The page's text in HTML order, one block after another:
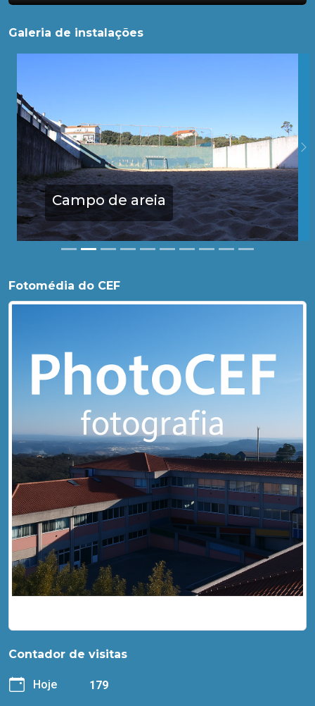
Galeria de instalações
Campo de areia
Fotomédia do CEF
Contador de visitas
Hoje 179